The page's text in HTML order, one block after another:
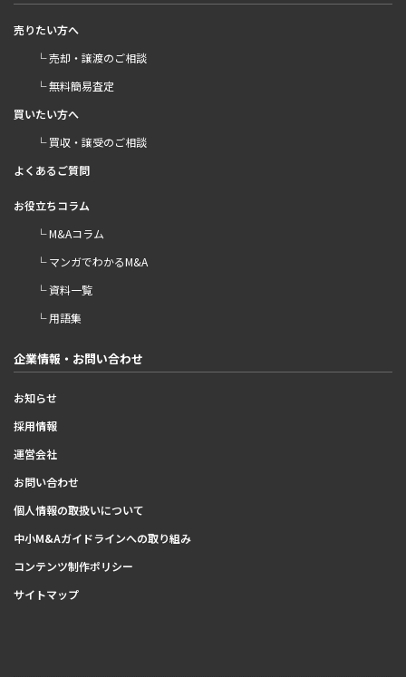
売りたい方へ
└ 売却・譲渡のご相談
└ 無料簡易査定
買いたい方へ
└ 買収・譲受のご相談
よくあるご質問
お役立ちコラム
└ M&Aコラム
└ マンガでわかるM&A
└ 資料一覧
└ 用語集
企業情報・お問い合わせ
お知らせ
採用情報
運営会社
お問い合わせ
個人情報の取扱いについて
中小M&Aガイドラインへの取り組み
コンテンツ制作ポリシー
サイトマップ